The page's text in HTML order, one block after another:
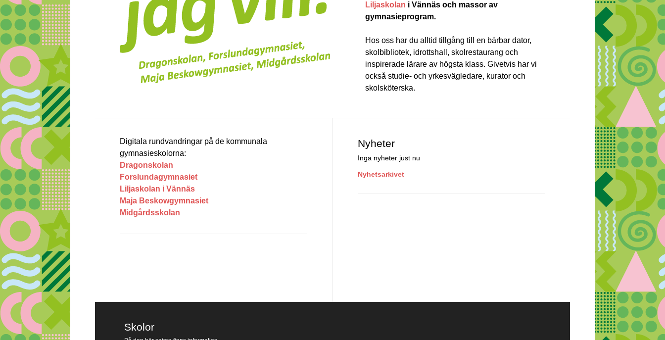
Liljaskolan i Vännäs och massor av
gymnasieprogram.
Hos oss har du alltid tillgång till en bärbar dator,
skolbibliotek, idrottshall, skolrestaurang och
inspirerade lärare av högsta klass. Givetvis har vi
också studie- och yrkesvägledare, kurator och
skolsköterska.
Digitala rundvandringar på de kommunala
gymnasieskolorna:
Dragonskolan
Forslundagymnasiet
Liljaskolan i Vännäs
Maja Beskowgymnasiet
Midgårdsskolan
Nyheter
Inga nyheter just nu
Nyhetsarkivet
Skolor